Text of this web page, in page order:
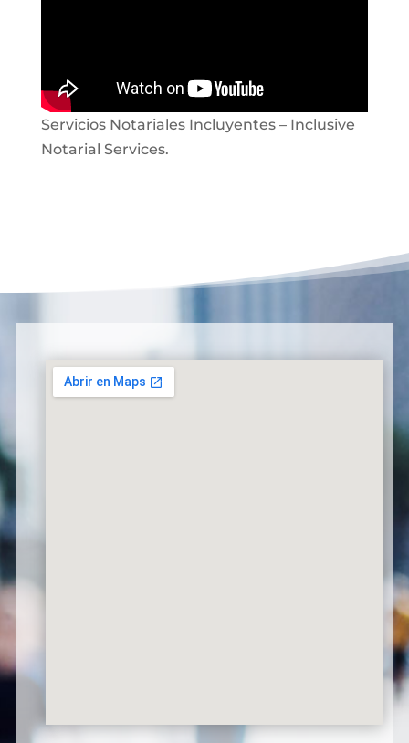
Servicios Notariales Incluyentes – Inclusive
Notarial Services.